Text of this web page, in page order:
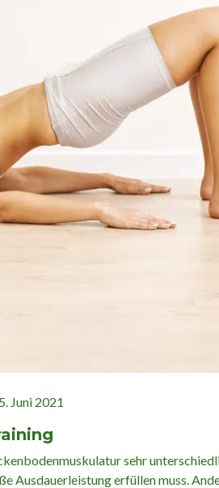
Juni 2021
sehr
Ausdauerleistung erfüllen muss.